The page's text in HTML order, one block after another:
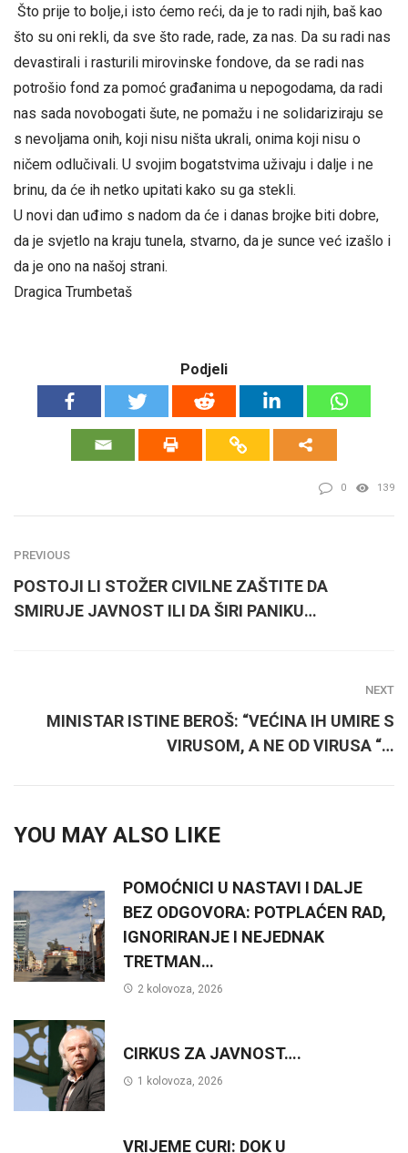
Što prije to bolje,i isto ćemo reći, da je to radi njih, baš kao
što su oni rekli, da sve što rade, rade, za nas. Da su radi nas
devastirali i rasturili mirovinske fondove, da se radi nas
potrošio fond za pomoć građanima u nepogodama, da radi
nas sada novobogati šute, ne pomažu i ne solidariziraju se
s nevoljama onih, koji nisu ništa ukrali, onima koji nisu o
ničem odlučivali. U svojim bogatstvima uživaju i dalje i ne
brinu, da će ih netko upitati kako su ga stekli.
U novi dan uđimo s nadom da će i danas brojke biti dobre,
da je svjetlo na kraju tunela, stvarno, da je sunce već izašlo i
da je ono na našoj strani.
Dragica Trumbetaš
Podjeli
0 139
PREVIOUS
POSTOJI LI STOŽER CIVILNE ZAŠTITE DA
SMIRUJE JAVNOST ILI DA ŠIRI PANIKU…
NEXT
MINISTAR ISTINE BEROŠ: “VEĆINA IH UMIRE S
VIRUSOM, A NE OD VIRUSA “…
YOU MAY ALSO LIKE
POMOĆNICI U NASTAVI I DALJE
BEZ ODGOVORA: POTPLAĆEN RAD,
IGNORIRANJE I NEJEDNAK
TRETMAN…
2 kolovoza, 2026
CIRKUS ZA JAVNOST….
1 kolovoza, 2026
VRIJEME CURI: DOK U